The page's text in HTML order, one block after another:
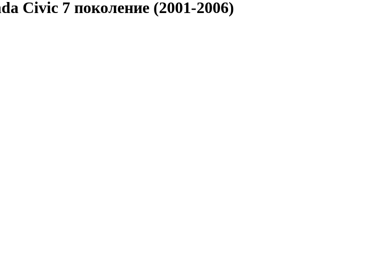
Civic 7 поколение (2001-2006)